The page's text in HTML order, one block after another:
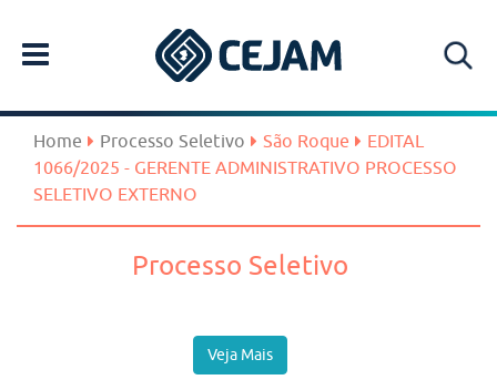
Home Processo Seletivo São Roque
EDITAL
1066/2025 - GERENTE ADMINISTRATIVO PROCESSO
SELETIVO EXTERNO
Processo Seletivo
Veja Mais